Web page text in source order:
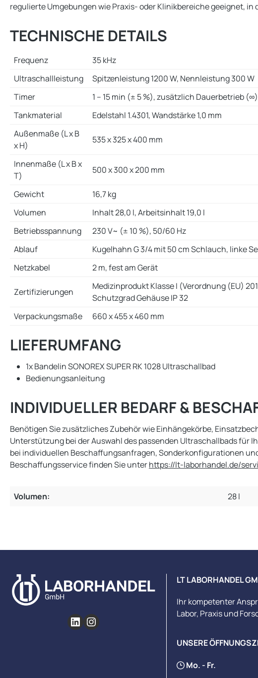
regulierte Umgebungen wie Praxis- oder Klinikbereiche geeignet,
TECHNISCHE DETAILS
Frequenz
35 kHz
Ultraschallleistung
Spitzenleistung 1200 W, Nennleistung 300 W
Timer
1 – 15 min (± 5 %), zusätzlich Dauerbetrieb (∞)
Tankmaterial
Edelstahl 1.4301, Wandstärke 1,0 mm
Außenmaße (L x B
x H)
535 x 325 x 400 mm
Innenmaße (L x B x
T)
500 x 300 x 200 mm
Gewicht
16,7 kg
Volumen
Inhalt 28,0 l, Arbeitsinhalt 19,0 l
Betriebsspannung
230 V~ (± 10 %), 50/60 Hz
Ablauf
Kugelhahn G 3/4 mit 50 cm Schlauch, linke
Netzkabel
2 m, fest am Gerät
Zertifizierungen
Medizinprodukt Klasse I (Verordnung (EU)
Schutzgrad Gehäuse IP 32
Verpackungsmaße
660 x 455 x 460 mm
LIEFERUMFANG
1x Bandelin SONOREX SUPER RK 1028 Ultraschallbad
Bedienungsanleitung
INDIVIDUELLER BEDARF &
Benötigen Sie zusätzliches Zubehör wie Einhängekörbe,
Unterstützung bei der Auswahl des passenden Ultraschallbads für
bei individuellen Beschaffungsanfragen, Sonderkonfigurationen
Beschaffungsservice finden Sie unterhttps://lt-laborhandel.de/
Volumen: 28 l
LT LABORHANDEL
Ihr kompetenter
Labor, Praxis und
UNSERE
Mo. - Fr.